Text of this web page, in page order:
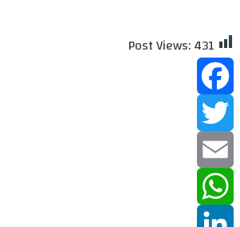
Post Views:431
Facebook
Twitter
Email